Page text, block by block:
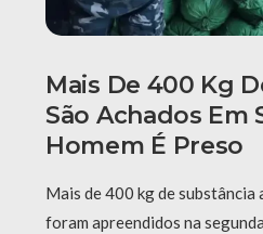
Mais De 400 Kg
São Achados Em
Homem É Preso
Mais de 400 kg de substância
foram apreendidos na